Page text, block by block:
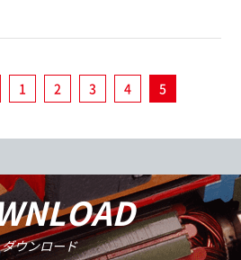
1 2 3 4 5
ダウンロード